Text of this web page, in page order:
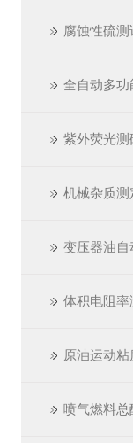
腐蚀性硫测
全自动多功
紫外荧光测
机械杂质测
变压器油自
体积电阻率
原油运动
喷气燃料总